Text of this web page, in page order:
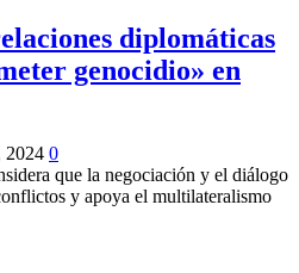
diplomáticas
genocidio» en
2024 0
que la negociación y el diálogo
y apoya el multilateralismo